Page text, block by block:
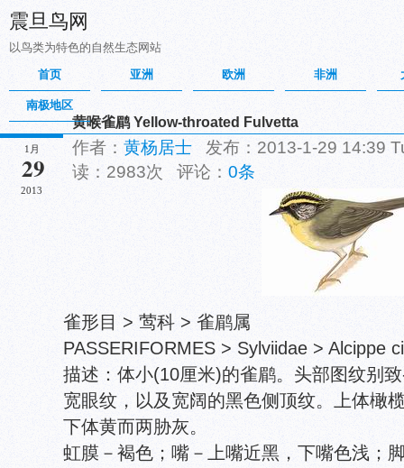
震旦鸟网
以鸟类为特色的自然生态网站
首页
亚洲 欧洲 非洲
南极地区
1月
29
2013
黄喉雀鹛 Yellow-throated Fulvetta
作者： 黄杨居士 发布：2013-1-29 14:39
读：2983次 评论： 0条
雀形目 > 莺科 > 雀鹛属
PASSERIFORMES > Sylviidae > Alcippe
描述：体小(10厘米)的雀鹛。头部图纹别
宽眼纹，以及宽阔的黑色侧顶纹。上体橄
下体黄而两胁灰。
虹膜－褐色；嘴－上嘴近黑，下嘴色浅；